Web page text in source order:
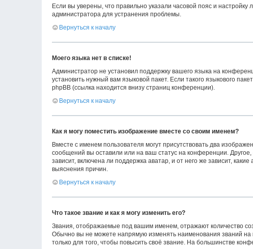
Если вы уверены, что правильно указали часовой пояс и
администратора для устранения проблемы.
Вернуться к началу
Моего языка нет в списке!
Администратор не установил поддержку вашего языка на
установить нужный вам языковой пакет. Если такого языкового
phpBB (ссылка находится внизу страниц конференции).
Вернуться к началу
Как я могу поместить изображение вместе со своим именем?
Вместе с именем пользователя могут присутствовать два
сообщений вы оставили или на ваш статус на конференции.
зависит, включена ли поддержка аватар, и от него же зависит,
выяснения причин.
Вернуться к началу
Что такое звание и как я могу изменить его?
Звания, отображаемые под вашим именем, отражают количество
Обычно вы не можете напрямую изменять наименования званий
только для того, чтобы повысить своё звание. На большинстве